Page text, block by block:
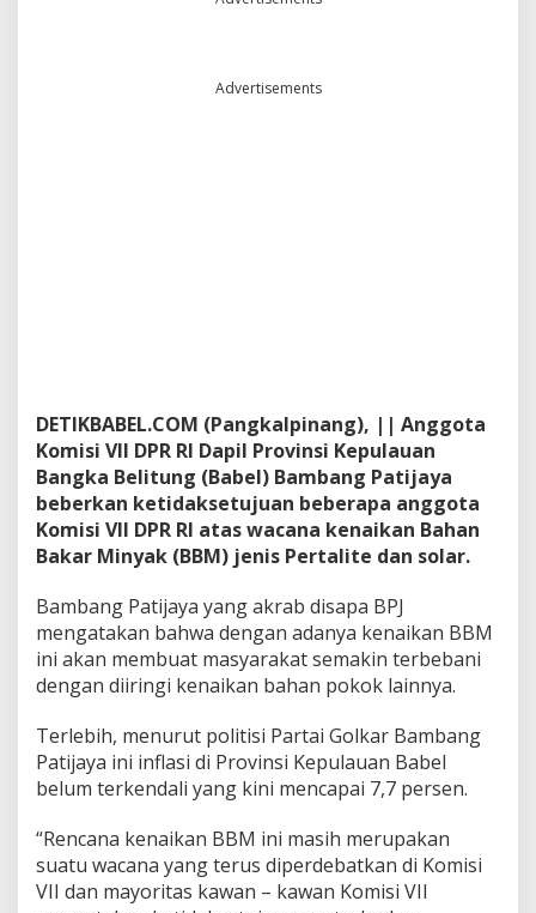
i
m
l
a
h
A
n
g
o
t
a
K
o
i
s
i
V
I
D
P
R
Advertisements
DETIKBABEL.COM (Pangkalpinang), || Anggota
Komisi VII DPR RI Dapil Provinsi Kepulauan
Bangka Belitung (Babel) Bambang Patijaya
beberkan ketidaksetujuan beberapa anggota
Komisi VII DPR RI atas wacana kenaikan Bahan
Bakar Minyak (BBM) jenis Pertalite dan solar.
Bambang Patijaya yang akrab disapa BPJ
mengatakan bahwa dengan adanya kenaikan BBM
ini akan membuat masyarakat semakin terbebani
dengan diiringi kenaikan bahan pokok lainnya.
Terlebih, menurut politisi Partai Golkar Bambang
Patijaya ini inflasi di Provinsi Kepulauan Babel
belum terkendali yang kini mencapai 7,7 persen.
“Rencana kenaikan BBM ini masih merupakan
suatu wacana yang terus diperdebatkan di Komisi
VII dan mayoritas kawan – kawan Komisi VII